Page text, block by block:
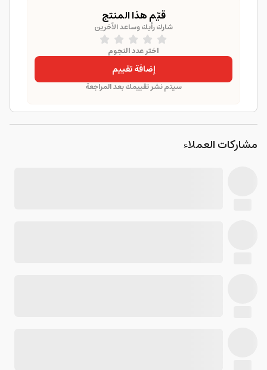
قيّم هذا المنتج
شارك رأيك وساعد الآخرين
اختر عدد النجوم
إضافة تقييم
سيتم نشر تقييمك بعد المراجعة
مشاركات العملاء